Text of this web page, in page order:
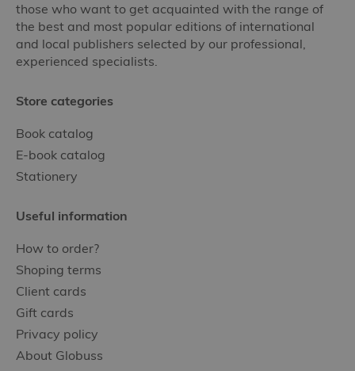
those who want to get acquainted with the range of
the best and most popular editions of international
and local publishers selected by our professional,
experienced specialists.
Store categories
Book catalog
E-book catalog
Stationery
Useful information
How to order?
Shoping terms
Client cards
Gift cards
Privacy policy
About Globuss